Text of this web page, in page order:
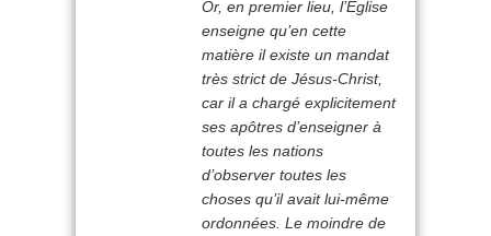
Or, en premier lieu, l’Église
enseigne qu’en cette
matière il existe un mandat
très strict de Jésus-Christ,
car il a chargé explicitement
ses apôtres d’enseigner à
toutes les nations
d’observer toutes les
choses qu’il avait lui-même
ordonnées. Le moindre de